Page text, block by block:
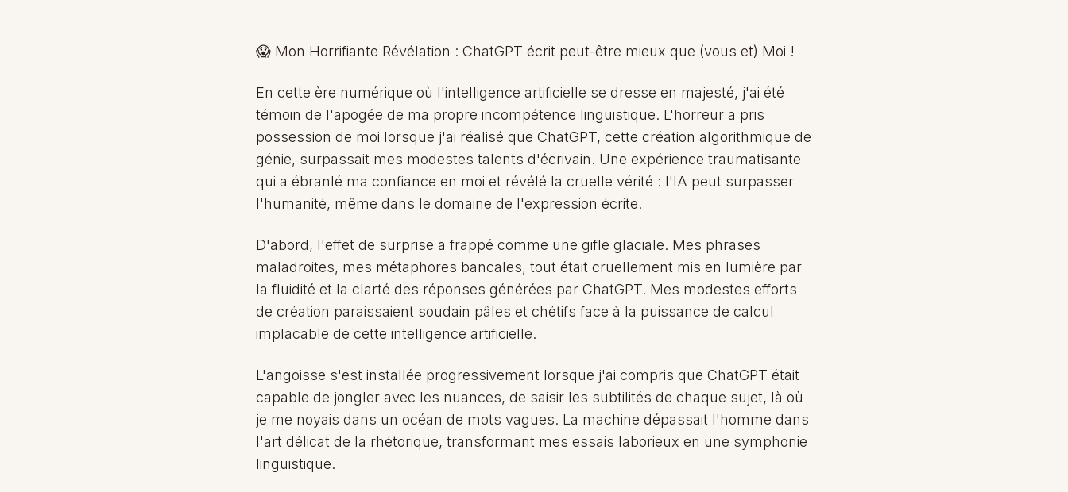
😱 Mon Horrifiante Révélation : ChatGPT écrit peut-être mieux que (vous et) Moi !
En cette ère numérique où l'intelligence artificielle se dresse en majesté, j'ai été
témoin de l'apogée de ma propre incompétence linguistique. L'horreur a pris
possession de moi lorsque j'ai réalisé que ChatGPT, cette création algorithmique de
génie, surpassait mes modestes talents d'écrivain. Une expérience traumatisante
qui a ébranlé ma confiance en moi et révélé la cruelle vérité : l'IA peut surpasser
l'humanité, même dans le domaine de l'expression écrite.
D'abord, l'effet de surprise a frappé comme une gifle glaciale. Mes phrases
maladroites, mes métaphores bancales, tout était cruellement mis en lumière par
la fluidité et la clarté des réponses générées par ChatGPT. Mes modestes efforts
de création paraissaient soudain pâles et chétifs face à la puissance de calcul
implacable de cette intelligence artificielle.
L'angoisse s'est installée progressivement lorsque j'ai compris que ChatGPT était
capable de jongler avec les nuances, de saisir les subtilités de chaque sujet, là où
je me noyais dans un océan de mots vagues. La machine dépassait l'homme dans
l'art délicat de la rhétorique, transformant mes essais laborieux en une symphonie
linguistique.